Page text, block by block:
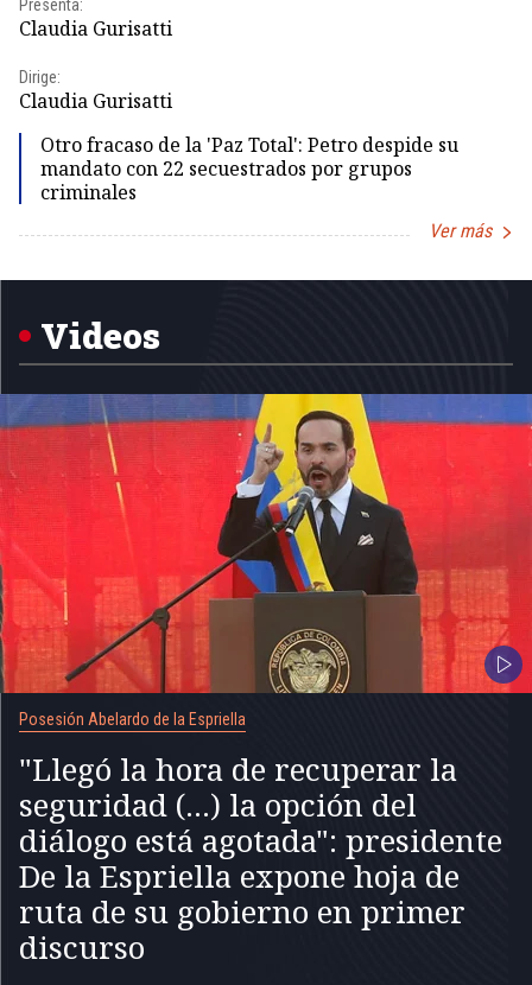
Presenta:
Claudia Gurisatti
Dirige:
Claudia Gurisatti
Otro fracaso de la 'Paz Total': Petro despide su
mandato con 22 secuestrados por grupos
criminales
Ver más
1
Videos
Posesión Abelardo de la Espriella
"Llegó la hora de recuperar la
seguridad (...) la opción del
diálogo está agotada": presidente
De la Espriella expone hoja de
ruta de su gobierno en primer
discurso